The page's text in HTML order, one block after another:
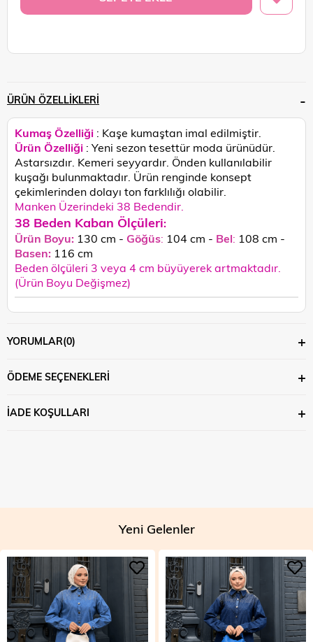
ÜRÜN ÖZELLIKLERI
Kumaş Özelliği : Kaşe kumaştan imal edilmiştir.
Ürün Özelliği : Yeni sezon tesettür moda ürünüdür.
Astarsızdır. Kemeri seyyardır. Önden kullanılabilir
kuşağı bulunmaktadır. Ürün renginde konsept
çekimlerinden dolayı ton farklılığı olabilir.
Manken Üzerindeki 38 Bedendir.
38 Beden Kaban Ölçüleri:
Ürün Boyu: 130 cm - Göğüs: 104 cm - Bel: 108 cm -
Basen: 116 cm
Beden ölçüleri 3 veya 4 cm büyüyerek artmaktadır.
(Ürün Boyu Değişmez)
YORUMLAR(0)
ÖDEME SEÇENEKLERI
İADE KOŞULLARI
Yeni Gelenler